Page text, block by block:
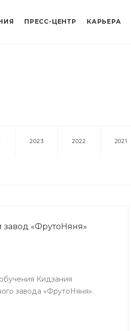
ПРЕСС-ЦЕНТР КАРЬЕРА
2023 2022 2021
«ФрутоНяня»
Кидзания
завода «ФрутоНяня».